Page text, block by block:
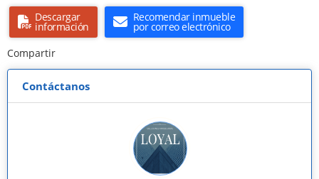
Descargar
información
Recomendar inmueble
por correo electrónico
Compartir
Contáctanos